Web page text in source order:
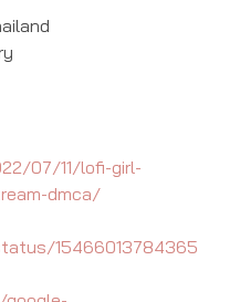
07/11/lofi-girl-
dmca/
15466013784365